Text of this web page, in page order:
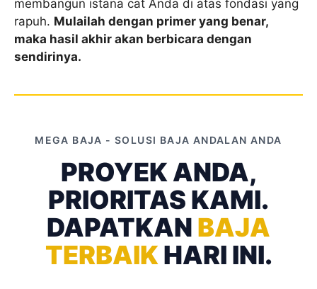
membangun istana cat Anda di atas fondasi yang
rapuh. Mulailah dengan primer yang benar,
maka hasil akhir akan berbicara dengan
sendirinya.
MEGA BAJA - SOLUSI BAJA ANDALAN ANDA
PROYEK ANDA,
PRIORITAS KAMI.
DAPATKAN BAJA
TERBAIKHARI INI.